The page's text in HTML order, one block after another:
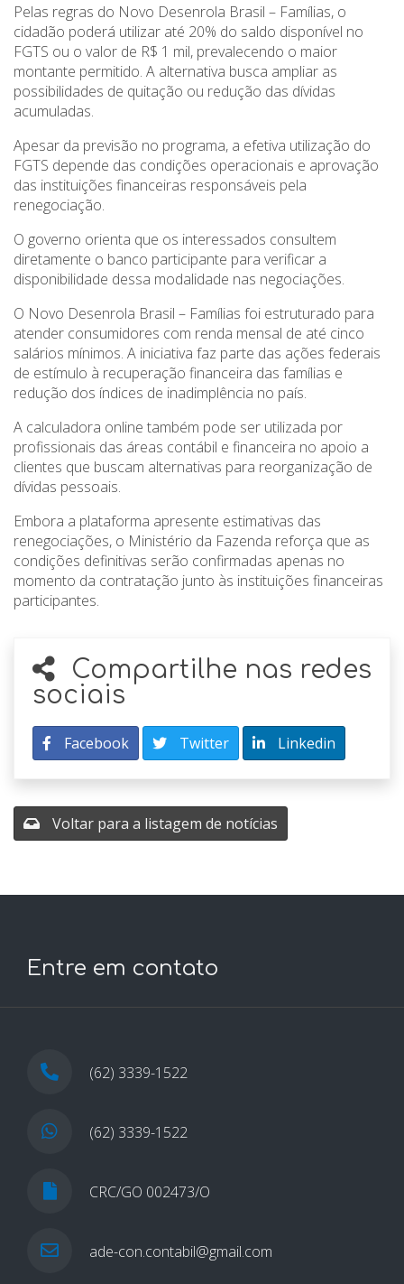
Pelas regras do Novo Desenrola Brasil – Famílias, o
cidadão poderá utilizar até 20% do saldo disponível no
FGTS ou o valor de R$ 1 mil, prevalecendo o maior
montante permitido. A alternativa busca ampliar as
possibilidades de quitação ou redução das dívidas
acumuladas.
Apesar da previsão no programa, a efetiva utilização do
FGTS depende das condições operacionais e aprovação
das instituições financeiras responsáveis pela
renegociação.
O governo orienta que os interessados consultem
diretamente o banco participante para verificar a
disponibilidade dessa modalidade nas negociações.
O Novo Desenrola Brasil – Famílias foi estruturado para
atender consumidores com renda mensal de até cinco
salários mínimos. A iniciativa faz parte das ações federais
de estímulo à recuperação financeira das famílias e
redução dos índices de inadimplência no país.
A calculadora online também pode ser utilizada por
profissionais das áreas contábil e financeira no apoio a
clientes que buscam alternativas para reorganização de
dívidas pessoais.
Embora a plataforma apresente estimativas das
renegociações, o Ministério da Fazenda reforça que as
condições definitivas serão confirmadas apenas no
momento da contratação junto às instituições financeiras
participantes.
Compartilhe nas redes
sociais
Facebook Twitter Linkedin
Voltar para a listagem de notícias
Entre em contato
(62) 3339-1522
(62) 3339-1522
CRC/GO 002473/O
ade-con.contabil@gmail.com